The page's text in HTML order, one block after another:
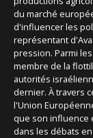
du marché
d'influencer les
représentant
pression. Parmi
membre de la
autorités
dernier. À travers
l'Union
que son influence
dans les débats